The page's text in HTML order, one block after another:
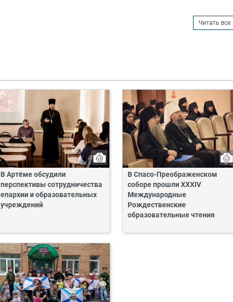
Читать все
В Артёме обсудили
перспективы сотрудничества
епархии и образовательных
учреждений
В Спасо-Преображенском
соборе прошли XXXIV
Международные
Рождественские
образовательные чтения